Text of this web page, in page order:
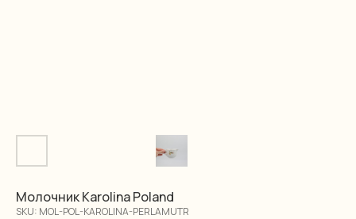
Молочник Karolina Poland
SKU: MOL-POL-KAROLINA-PERLAMUTR